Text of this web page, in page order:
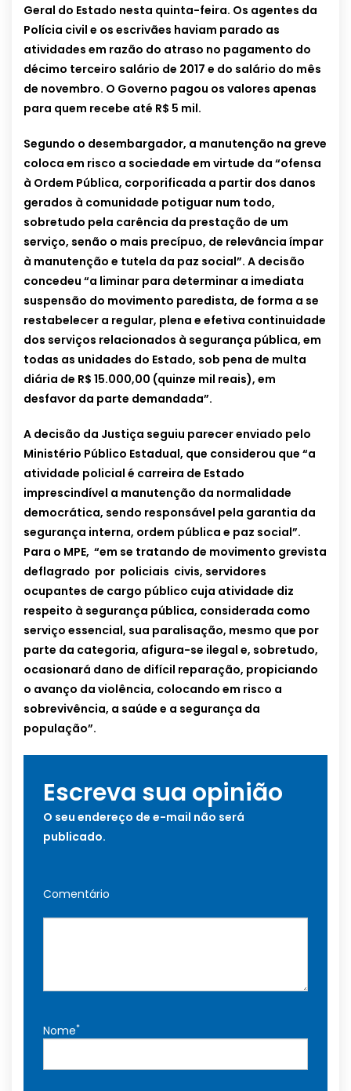
Geral do Estado nesta quinta-feira. Os agentes da
Polícia civil e os escrivães haviam parado as
atividades em razão do atraso no pagamento do
décimo terceiro salário de 2017 e do salário do mês
de novembro. O Governo pagou os valores apenas
para quem recebe até R$ 5 mil.
Segundo o desembargador, a manutenção na greve
coloca em risco a sociedade em virtude da “ofensa
à Ordem Pública, corporificada a partir dos danos
gerados à comunidade potiguar num todo,
sobretudo pela carência da prestação de um
serviço, senão o mais precípuo, de relevância ímpar
à manutenção e tutela da paz social”. A decisão
concedeu “a liminar para determinar a imediata
suspensão do movimento paredista, de forma a se
restabelecer a regular, plena e efetiva continuidade
dos serviços relacionados à segurança pública, em
todas as unidades do Estado, sob pena de multa
diária de R$ 15.000,00 (quinze mil reais), em
desfavor da parte demandada”.
A decisão da Justiça seguiu parecer enviado pelo
Ministério Público Estadual, que considerou que “a
atividade policial é carreira de Estado
imprescindível a manutenção da normalidade
democrática, sendo responsável pela garantia da
segurança interna, ordem pública e paz social”.
Para o MPE, “em se tratando de movimento grevista
deflagrado por policiais civis, servidores
ocupantes de cargo público cuja atividade diz
respeito à segurança pública, considerada como
serviço essencial, sua paralisação, mesmo que por
parte da categoria, afigura-se ilegal e, sobretudo,
ocasionará dano de difícil reparação, propiciando
o avanço da violência, colocando em risco a
sobrevivência, a saúde e a segurança da
população”.
Escreva sua opinião
O seu endereço de e-mail não será
publicado.
Comentário
Nome*